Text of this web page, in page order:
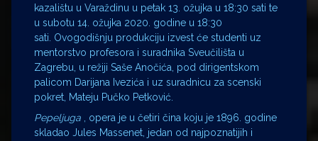
kazalištu u Varaždinu u petak 13. ožujka u 18:30 sati te
u subotu 14. ožujka 2020. godine u 18:30
sati. Ovogodišnju produkciju izvest će studenti uz
mentorstvo profesora i suradnika Sveučilišta u
Zagrebu, u režiji Saše Anočića, pod dirigentskom
palicom Darijana Ivezića i uz suradnicu za scenski
pokret, Mateju Pučko Petković.
Pepeljuga , opera je u četiri čina koju je 1896. godine
skladao Jules Massenet, jedan od najpoznatijih i